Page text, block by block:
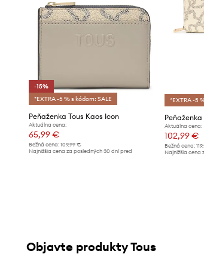
-15%
*EXTRA -5 % s kódom: SALE
Peňaženka Tous Kaos Icon
Aktuálna cena:
65,99 €
Bežná cena: 109,99 €
Najnižšia cena za posledných 30 dní pred
*EXTRA -5
Peňaženka
Aktuálna cena:
102,99 €
Bežná cena:
Najnižšia cena
Objavte produkty Tous